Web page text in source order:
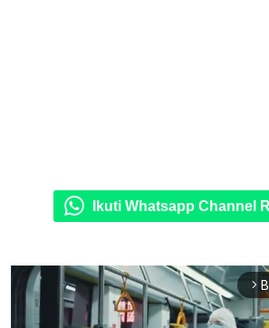
Ikuti Whatsapp Channel
arrow_forward_ios